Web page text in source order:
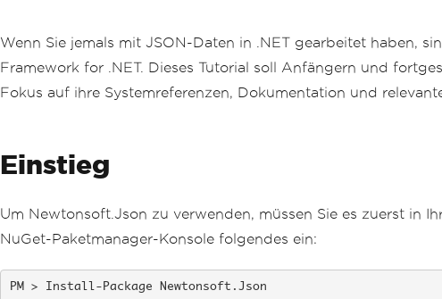
Wenn Sie jemals mit JSON-Daten in .NET gearbeitet haben,
Framework for .NET. Dieses Tutorial soll Anfängern und
Fokus auf ihre Systemreferenzen, Dokumentation und
Einstieg
Um Newtonsoft.Json zu verwenden, müssen Sie es zuerst in
NuGet-Paketmanager-Konsole folgendes ein:
Install-Package Newtonsoft.Json